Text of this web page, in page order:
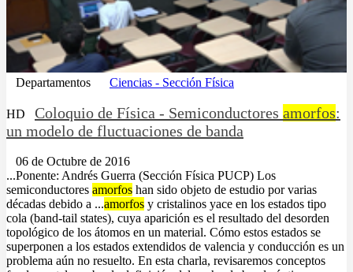
Departamentos Ciencias - Sección Física
HD Coloquio de Física - Semiconductores amorfos:
un modelo de fluctuaciones de banda
06 de Octubre de 2016
...Ponente: Andrés Guerra (Sección Física PUCP) Los
semiconductores amorfos han sido objeto de estudio por varias
décadas debido a ...amorfos y cristalinos yace en los estados tipo
cola (band-tail states), cuya aparición es el resultado del desorden
topológico de los átomos en un material. Cómo estos estados se
superponen a los estados extendidos de valencia y conducción es un
problema aún no resuelto. En esta charla, revisaremos conceptos